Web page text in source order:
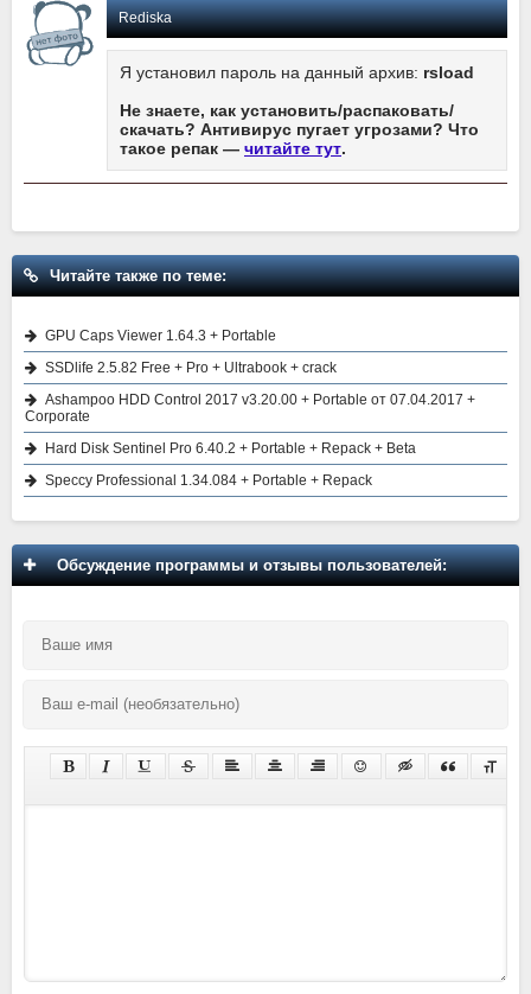
Rediska
Я установил пароль на данный архив: rsload
Не знаете, как установить/распаковать/
скачать? Антивирус пугает угрозами? Что
такое репак — читайте тут.
Читайте также по теме:
GPU Caps Viewer 1.64.3 + Portable
SSDlife 2.5.82 Free + Pro + Ultrabook + crack
Ashampoo HDD Control 2017 v3.20.00 + Portable от 07.04.2017 +
Corporate
Hard Disk Sentinel Pro 6.40.2 + Portable + Repack + Beta
Speccy Professional 1.34.084 + Portable + Repack
Обсуждение программы и отзывы пользователей: